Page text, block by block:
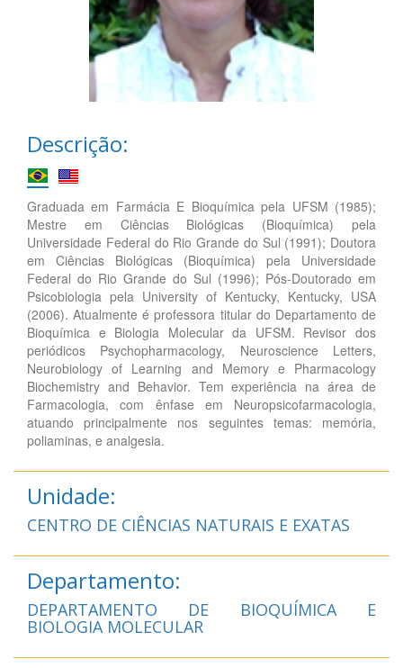
Descrição:
Graduada em Farmácia E Bioquímica pela UFSM (1985);
Mestre em Ciências Biológicas (Bioquímica) pela
Universidade Federal do Rio Grande do Sul (1991); Doutora
em Ciências Biológicas (Bioquímica) pela Universidade
Federal do Rio Grande do Sul (1996); Pós-Doutorado em
Psicobiologia pela University of Kentucky, Kentucky, USA
(2006). Atualmente é professora titular do Departamento de
Bioquímica e Biologia Molecular da UFSM. Revisor dos
periódicos Psychopharmacology, Neuroscience Letters,
Neurobiology of Learning and Memory e Pharmacology
Biochemistry and Behavior. Tem experiência na área de
Farmacologia, com ênfase em Neuropsicofarmacologia,
atuando principalmente nos seguintes temas: memória,
poliaminas, e analgesia.
Unidade:
CENTRO DE CIÊNCIAS NATURAIS E EXATAS
Departamento:
DEPARTAMENTO DE BIOQUÍMICA E
BIOLOGIA MOLECULAR